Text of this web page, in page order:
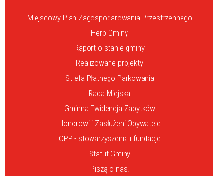
Miejscowy Plan Zagospodarowania Przestrzennego
Herb Gminy
Raport o stanie gminy
Realizowane projekty
Strefa Płatnego Parkowania
Rada Miejska
Gminna Ewidencja Zabytków
Honorowi i Zasłużeni Obywatele
OPP - stowarzyszenia i fundacje
Statut Gminy
Piszą o nas!